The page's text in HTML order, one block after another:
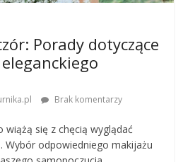
Porady dotyczące
Brak komentarzy
wiążą się z chęcią wyglądać
Wybór odpowiedniego makijażu